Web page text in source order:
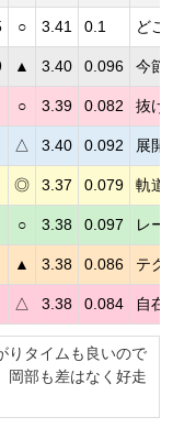
○ 3.41 0.1 どこ
▲ 3.40 0.096 今節
○ 3.39 0.082 抜け
△ 3.40 0.092 展開
◎ 3.37 0.079 軌道
○ 3.38 0.097 レー
▲ 3.38 0.086 テク
△ 3.38 0.084 自在
りタイムも良いので
岡部も差はなく好走